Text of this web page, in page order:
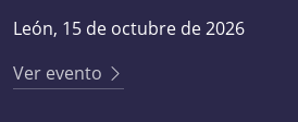
León, 15 de octubre de 2026
Ver evento